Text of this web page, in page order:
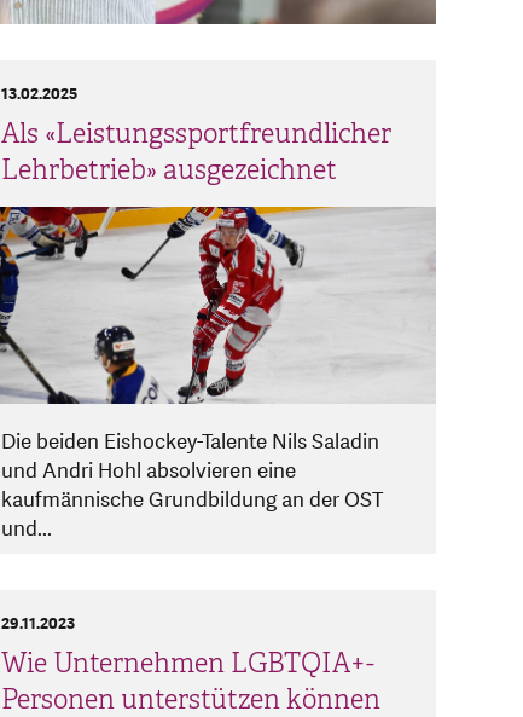
Als «Leistungssportfreundlicher
Lehrbetrieb» ausgezeichnet
13.02.2025
Die beiden Eishockey-Talente Nils Saladin
und Andri Hohl absolvieren eine
kaufmännische Grundbildung an der OST
und...
Wie Unternehmen LGBTQIA+-
Personen unterstützen können
29.11.2023